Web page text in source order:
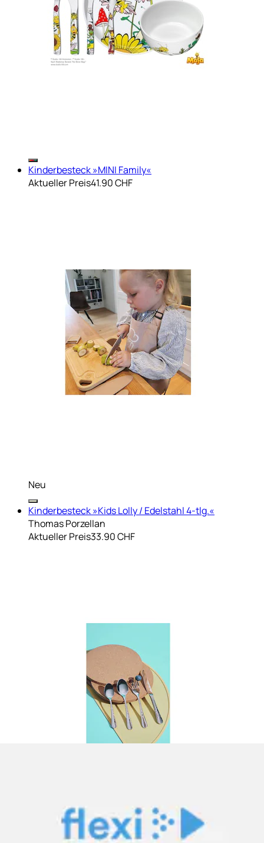
Kinderbesteck »MINI Family«
Aktueller Preis41.90 CHF
Neu
Kinderbesteck »Kids Lolly / Edelstahl 4-tlg.«
Thomas Porzellan
Aktueller Preis33.90 CHF